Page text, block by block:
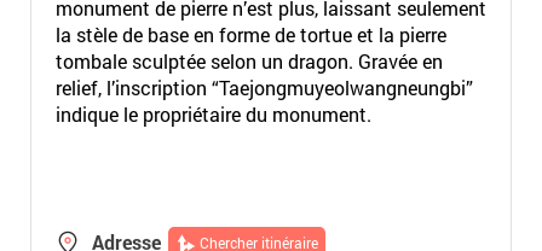
monument de pierre n’est plus, laissant seulement
la stèle de base en forme de tortue et la pierre
tombale sculptée selon un dragon. Gravée en
relief, l’inscription “Taejongmuyeolwangneungbi”
indique le propriétaire du monument.
Adresse Chercher itinéraire